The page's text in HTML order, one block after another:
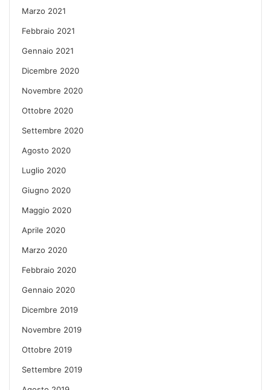
Marzo 2021
Febbraio 2021
Gennaio 2021
Dicembre 2020
Novembre 2020
Ottobre 2020
Settembre 2020
Agosto 2020
Luglio 2020
Giugno 2020
Maggio 2020
Aprile 2020
Marzo 2020
Febbraio 2020
Gennaio 2020
Dicembre 2019
Novembre 2019
Ottobre 2019
Settembre 2019